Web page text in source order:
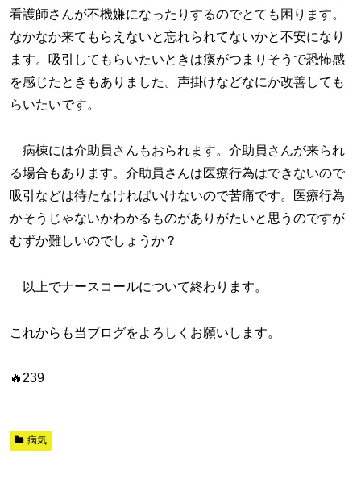
看護師さんが不機嫌になったりするのでとても困ります。
なかなか来てもらえないと忘れられてないかと不安になり
ます。吸引してもらいたいときは痰がつまりそうで恐怖感
を感じたときもありました。声掛けなどなにか改善しても
らいたいです。
病棟には介助員さんもおられます。介助員さんが来られ
る場合もあります。介助員さんは医療行為はできないので
吸引などは待たなければいけないので苦痛です。医療行為
かそうじゃないかわかるものがありがたいと思うのですが
むずか難しいのでしょうか？
以上でナースコールについて終わります。
これからも当ブログをよろしくお願いします。
🔥239
病気